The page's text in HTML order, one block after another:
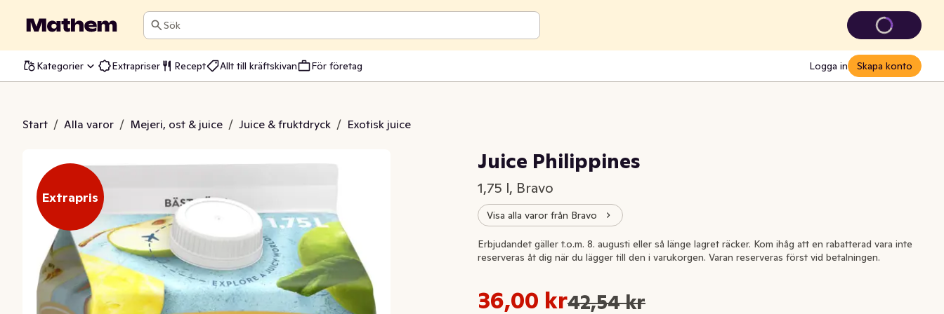
Sök
Kategorier Extrapriser Recept Allt till kräftskivan För företag Logga in Skapa konto
Start / Alla varor / Mejeri, ost & juice / Juice & fruktdryck / Exotisk juice
Philippines
Extrapris
Juice Philippines
1,75 l, Bravo
Visa alla varor från Bravo
36,00 kr42,54 kr
Styckpris: 20,57 kr /l
Erbjudandet gäller t.o.m. 8. augusti eller så länge lagret räcker. Kom ihåg att en rabatterad vara inte
reserveras åt dig när du lägger till den i varukorgen. Varan reserveras först vid betalningen.